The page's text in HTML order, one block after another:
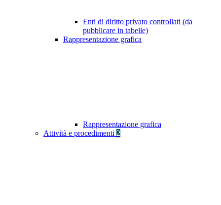
Enti di diritto privato controllati (da
pubblicare in tabelle)
Rappresentazione grafica
Rappresentazione grafica
Attività e procedimenti 2